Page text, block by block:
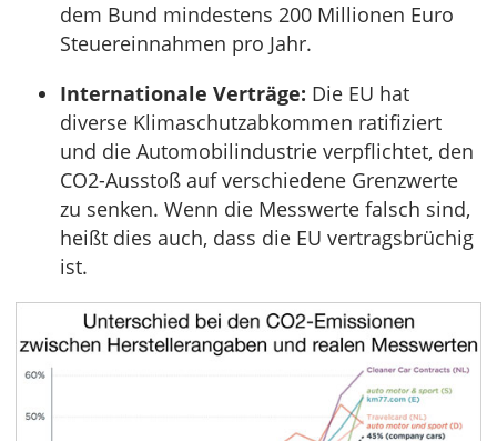
dem Bund mindestens 200 Millionen Euro
Steuereinnahmen pro Jahr.
Internationale Verträge: Die EU hat
diverse Klimaschutzabkommen ratifiziert
und die Automobilindustrie verpflichtet, den
CO2-Ausstoß auf verschiedene Grenzwerte
zu senken. Wenn die Messwerte falsch sind,
heißt dies auch, dass die EU vertragsbrüchig
ist.